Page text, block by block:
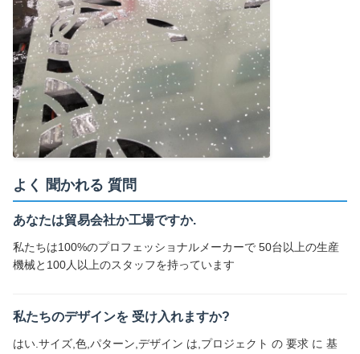
よく 聞かれる 質問
あなたは貿易会社か工場ですか.
私たちは100%のプロフェッショナルメーカーで 50台以上の生産
機械と100人以上のスタッフを持っています
私たちのデザインを 受け入れますか?
はい.サイズ,色,パターン,デザイン は,プロジェクト の 要求 に 基